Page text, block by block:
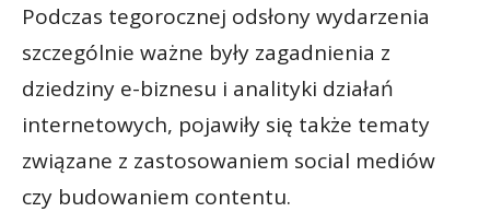
Podczas tegorocznej odsłony wydarzenia
szczególnie ważne były zagadnienia z
dziedziny e-biznesu i analityki działań
internetowych, pojawiły się także tematy
związane z zastosowaniem social mediów
czy budowaniem contentu.